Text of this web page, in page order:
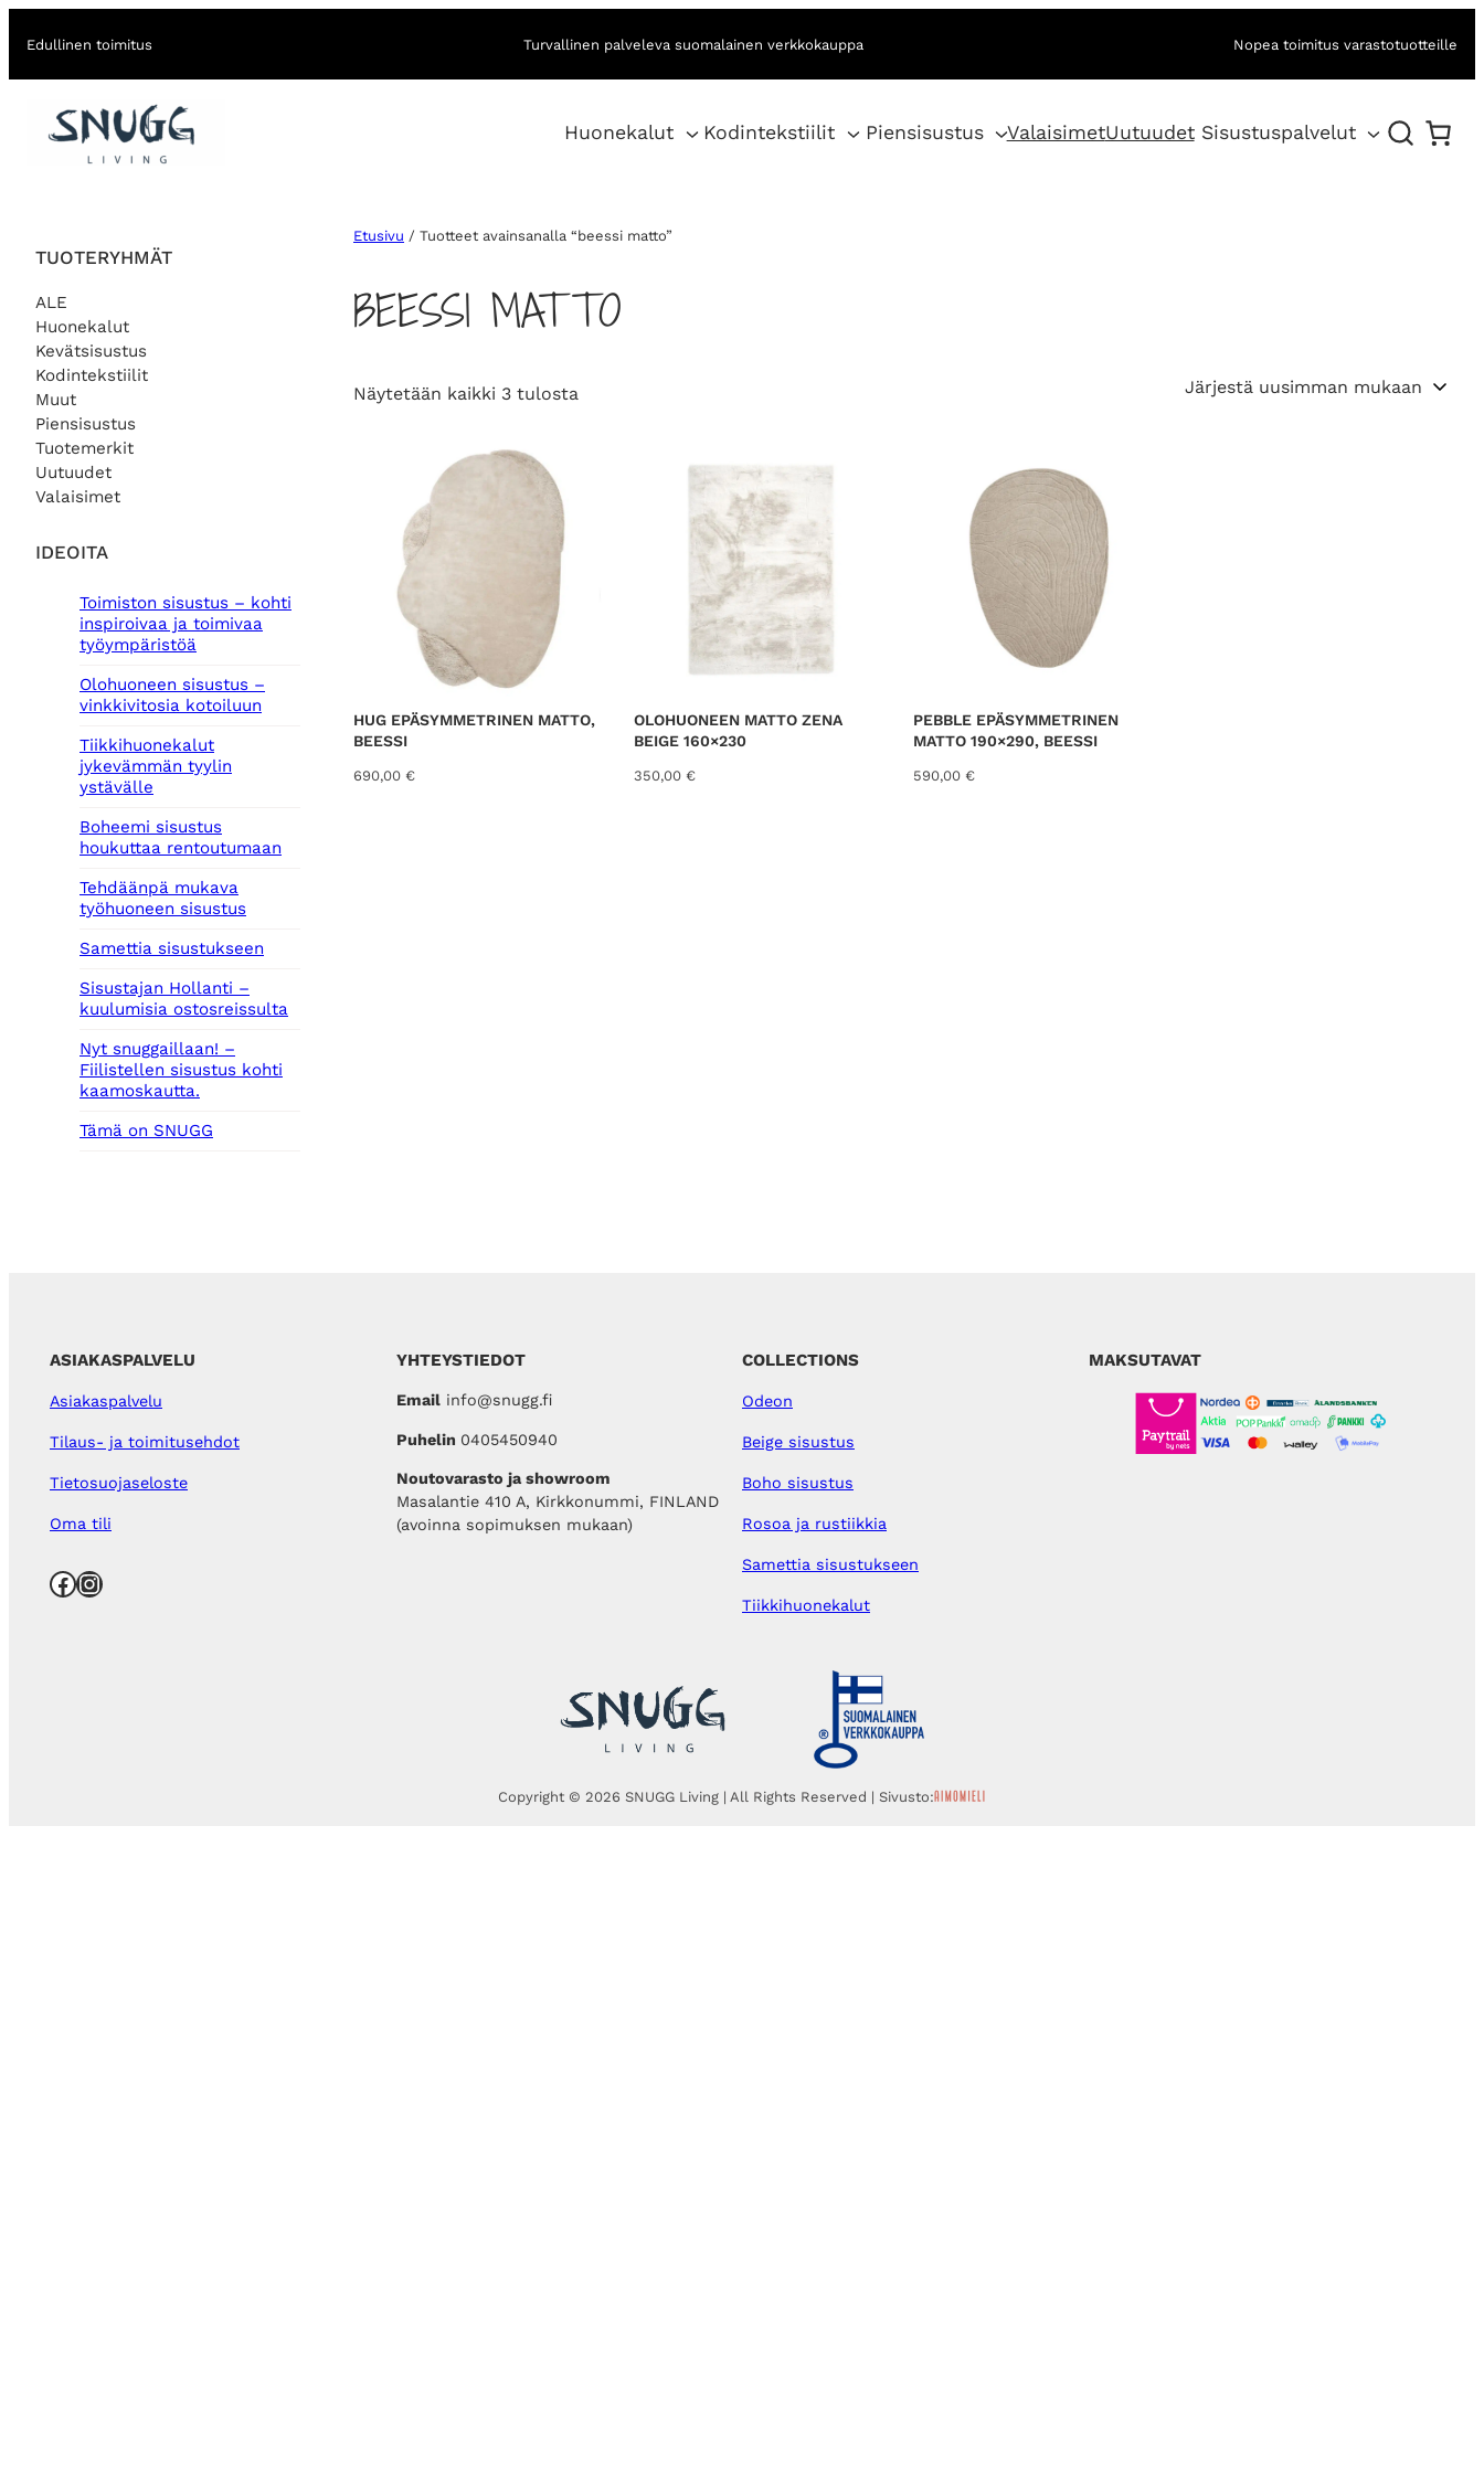
Edullinen toimitus Turvallinen palveleva suomalainen verkkokauppa Nopea toimitus varastotuotteille
Huonekalut Kodintekstiilit Piensisustus ValaisimetUutuudet Sisustuspalvelut
TUOTERYHMÄT
ALE
Huonekalut
Kevätsisustus
Kodintekstiilit
Muut
Piensisustus
Tuotemerkit
Uutuudet
Valaisimet
IDEOITA
Toimiston sisustus – kohti
inspiroivaa ja toimivaa
työympäristöä
Olohuoneen sisustus –
vinkkivitosia kotoiluun
Tiikkihuonekalut
jykevämmän tyylin
ystävälle
Boheemi sisustus
houkuttaa rentoutumaan
Tehdäänpä mukava
työhuoneen sisustus
Samettia sisustukseen
Sisustajan Hollanti –
kuulumisia ostosreissulta
Nyt snuggaillaan! –
Fiilistellen sisustus kohti
kaamoskautta.
Tämä on SNUGG
Etusivu / Tuotteet avainsanalla “beessi matto”
BEESSI MATTO
Näytetään kaikki 3 tulosta
s
HUG EPÄSYMMETRINEN MATTO,
BEESSI
690,00 €
OLOHUONEEN MATTO ZENA
BEIGE 160×230
350,00 €
PEBBLE EPÄSYMMETRINEN
MATTO 190×290, BEESSI
590,00 €
ASIAKASPALVELU
Asiakaspalvelu
Tilaus- ja toimitusehdot
Tietosuojaseloste
Oma tili
Facebook Instagram
YHTEYSTIEDOT
Emailinfo@snugg.fi
Puhelin 0405450940
Noutovarasto ja showroom
Masalantie 410 A, Kirkkonummi, FINLAND
(avoinna sopimuksen mukaan)
COLLECTIONS
Odeon
Beige sisustus
Boho sisustus
Rosoa ja rustiikkia
Samettia sisustukseen
Tiikkihuonekalut
MAKSUTAVAT
Copyright © 2026 SNUGG Living | All Rights Reserved | Sivusto: